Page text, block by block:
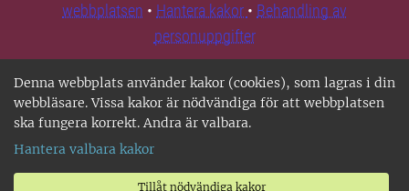
Denna webbplats använder kakor (cookies), som lagras i din
webbläsare. Vissa kakor är nödvändiga för att webbplatsen
ska fungera korrekt. Andra är valbara.
Hantera valbara kakor
Tillåt nödvändiga kakor
webbplatsen • Hantera kakor • Behandling av
personuppgifter